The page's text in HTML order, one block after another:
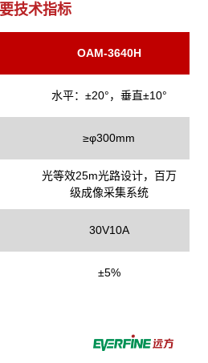
技术指标
OAM-3640H
水平：±20°，垂直±10°
≥φ300mm
光等效25m光路设计，百万
级成像采集系统
30V10A
±5%